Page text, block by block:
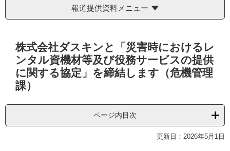
報道提供資料メニュー
株式会社ダスキンと「災害時におけるレ
ンタル資機材等及び役務サービスの提供
に関する協定」を締結します（危機管理
課）
ページ内目次
更新日：2026年5月1日